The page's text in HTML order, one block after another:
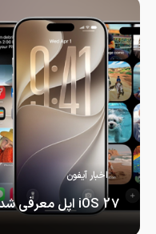
اخبار آیفون
iOS 27 اپل معرفی شد